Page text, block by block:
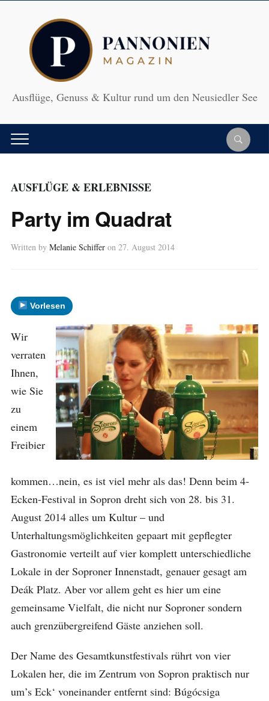
Ausflüge, Genuss & Kultur rund um den Neusiedler See
AUSFLÜGE & ERLEBNISSE
Party im Quadrat
Written by Melanie Schiffer on 27. August 2014
Vorlesen
Wir
verraten
Ihnen,
wie Sie
zu
einem
Freibier
kommen…nein, es ist viel mehr als das! Denn beim 4-
Ecken-Festival in Sopron dreht sich von 28. bis 31.
August 2014 alles um Kultur – und
Unterhaltungsmöglichkeiten gepaart mit gepflegter
Gastronomie verteilt auf vier komplett unterschiedliche
Lokale in der Soproner Innenstadt, genauer gesagt am
Deák Platz. Aber vor allem geht es hier um eine
gemeinsame Vielfalt, die nicht nur Soproner sondern
auch grenzübergreifend Gäste anziehen soll.
Der Name des Gesamtkunstfestivals rührt von vier
Lokalen her, die im Zentrum von Sopron praktisch nur
um’s Eck‘ voneinander entfernt sind: Búgócsiga